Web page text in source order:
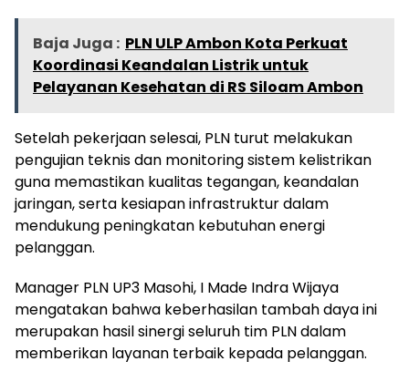
Baja Juga : PLN ULP Ambon Kota Perkuat
Koordinasi Keandalan Listrik untuk
Pelayanan Kesehatan di RS Siloam Ambon
Setelah pekerjaan selesai, PLN turut melakukan
pengujian teknis dan monitoring sistem kelistrikan
guna memastikan kualitas tegangan, keandalan
jaringan, serta kesiapan infrastruktur dalam
mendukung peningkatan kebutuhan energi
pelanggan.
Manager PLN UP3 Masohi, I Made Indra Wijaya
mengatakan bahwa keberhasilan tambah daya ini
merupakan hasil sinergi seluruh tim PLN dalam
memberikan layanan terbaik kepada pelanggan.